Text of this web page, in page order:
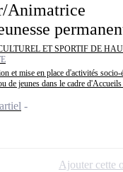
Animatrice
ET SPORTIF DE
et mise en place d'activités socio-
de jeunes dans le cadre
Ajouter cette